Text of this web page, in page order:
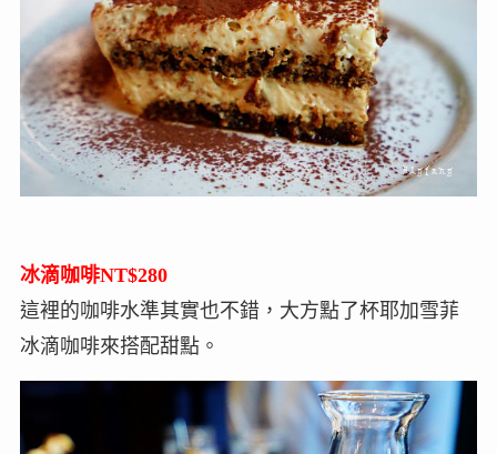
冰滴咖啡NT$280
這裡的咖啡水準其實也不錯，大方點了杯耶加雪菲
冰滴咖啡來搭配甜點。